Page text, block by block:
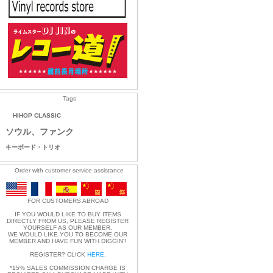
Tags
HIHOP CLASSIC
ソウル、ファンク
キーボード・トリオ
Order with customer service assistance
FOR CUSTOMERS ABROAD
IF YOU WOULD LIKE TO BUY ITEMS
DIRECTLY FROM US, PLEASE REGISTER
YOURSELF AS OUR MEMBER.
WE WOULD LIKE YOU TO BECOME OUR
MEMBER AND HAVE FUN WITH DIGGIN'!
REGISTER? CLICK HERE
*15% SALES COMMISSION CHARGE IS